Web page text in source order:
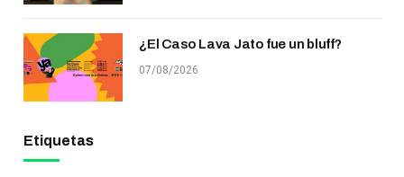
¿El Caso Lava Jato fue un bluff?
07/08/2026
Etiquetas